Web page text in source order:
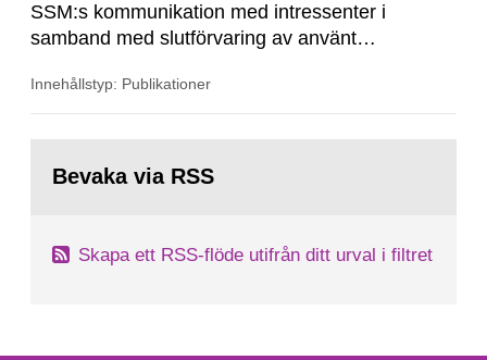
SSM:s kommunikation med intressenter i
samband med slutförvaring av använt
legat på formella samrådsprocesser kring den
tillståndsansökningar enligt kärntekniklagen.
Innehållstyp: Publikationer
sida:Bevaka via RSS
Skapa ett RSS-flöde utifrån ditt urval i filtret